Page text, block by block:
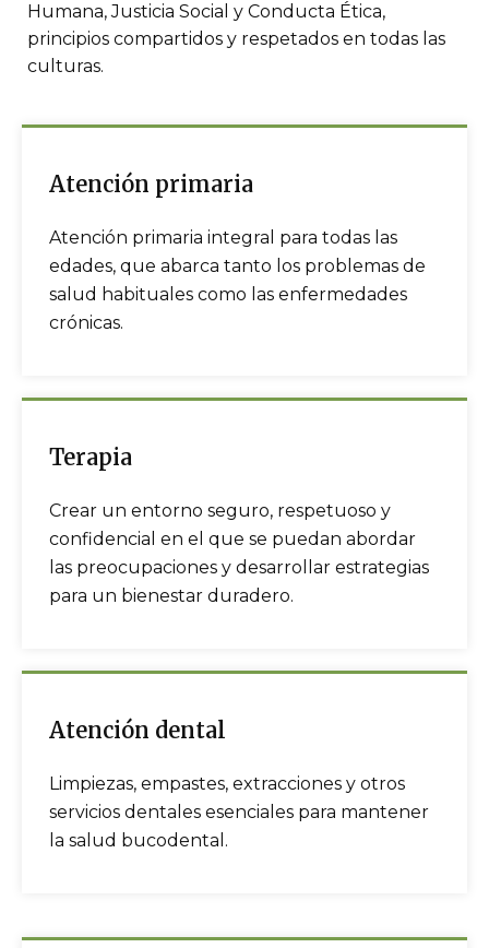
Humana, Justicia Social y Conducta Ética,
principios compartidos y respetados en todas las
culturas.
Atención primaria
Atención primaria integral para todas las
edades, que abarca tanto los problemas de
salud habituales como las enfermedades
crónicas.
Terapia
Crear un entorno seguro, respetuoso y
confidencial en el que se puedan abordar
las preocupaciones y desarrollar estrategias
para un bienestar duradero.
Atención dental
Limpiezas, empastes, extracciones y otros
servicios dentales esenciales para mantener
la salud bucodental.